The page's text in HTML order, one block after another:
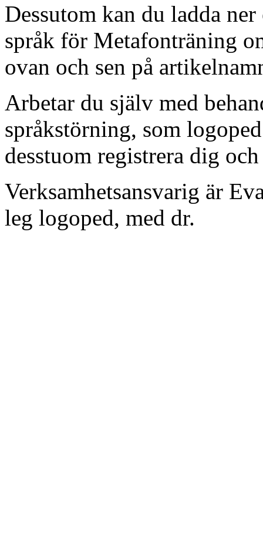
Dessutom kan du ladda
språk för Metafonträning
ovan och sen på
Arbetar du själv med
språkstörning, som
desstuom registrera dig
Verksamhetsansvarig är
leg logoped, med dr.